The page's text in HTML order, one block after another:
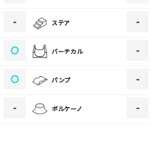
合はモザイク処理を行います。
640px以上となります。
- ステア -
〇 バーチカル -
〇 パンプ -
- ボルケーノ -